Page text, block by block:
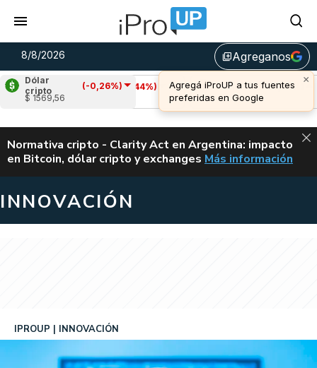
8/8/2026 library_addAgreganos
Dólar
cripto
(-0,26%)
$ 1569,56
Cardano
(-1,44%)
u$s 0,20
Avalanche (2,29%)
u$s 6,52
ALERTA
Normativa cripto - Clarity Act en Argentina: impacto
en Bitcoin, dólar cripto y exchanges CLARITY ACT EN
Más información
INNOVACIÓN
IPROUP INNOVACIÓN